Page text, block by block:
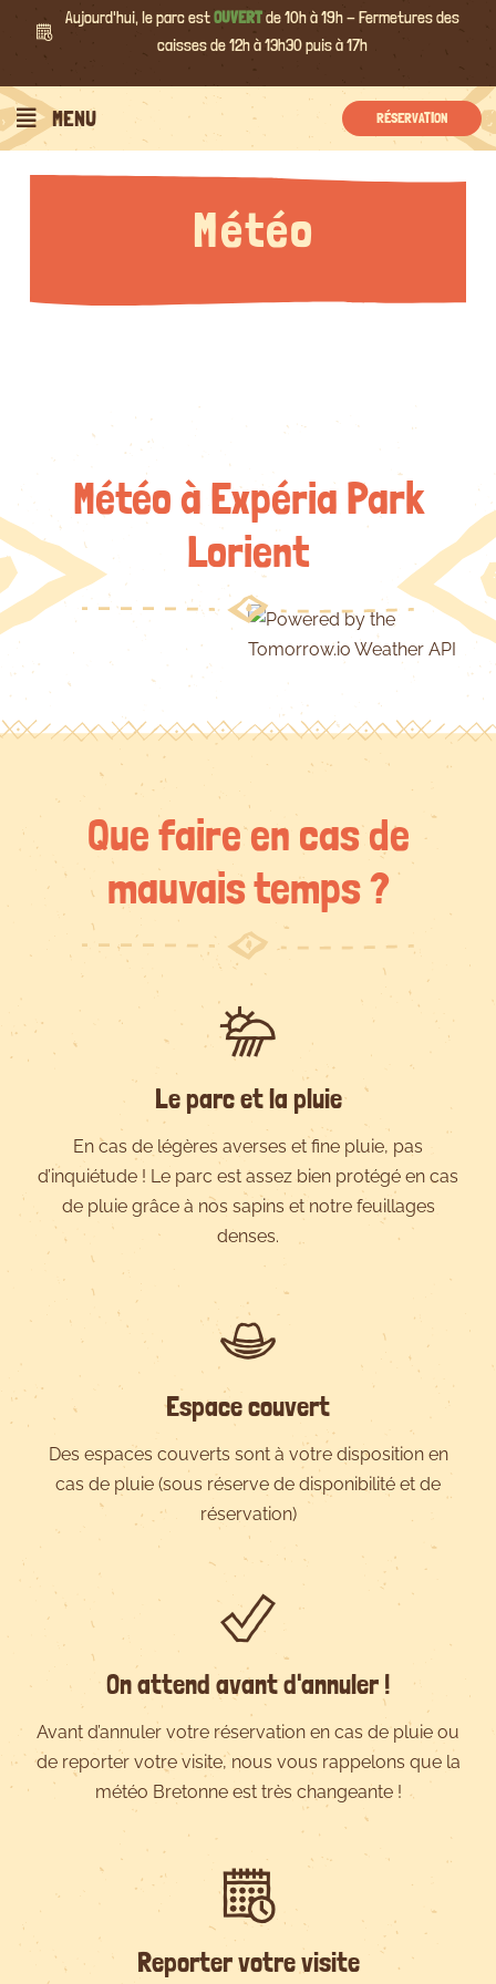
Aujourd'hui, le parc estOUVERTde 10h à 19h - Fermetures des
caisses de 12h à 13h30 puis à 17h
MENU RÉSERVATION
Météo
Météo à Expéria Park
Lorient
Que faire en cas de
mauvais temps ?
Le parc et la pluie
En cas de légères averses et fine pluie, pas
d’inquiétude ! Le parc est assez bien protégé en cas
de pluie grâce à nos sapins et notre feuillages
denses.
Espace couvert
Des espaces couverts sont à votre disposition en
cas de pluie (sous réserve de disponibilité et de
réservation)
On attend avant d'annuler !
Avant d’annuler votre réservation en cas de pluie ou
de reporter votre visite, nous vous rappelons que la
météo Bretonne est très changeante !
Reporter votre visite